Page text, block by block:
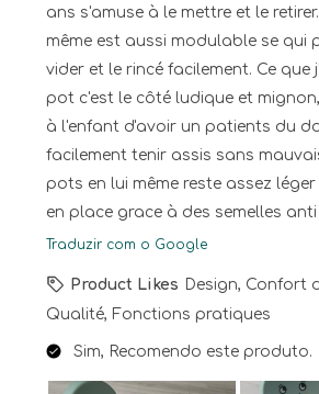
ans s'amuse à le mettre et le
même est aussi modulable se qui
vider et le rincé facilement. Ce que
pot c'est le côté ludique et
à l'enfant d'avoir un patients du
facilement tenir assis sans
pots en lui même reste assez
en place grace à des semelles
Traduzir com o Google
Product Likes Design, Confort
Qualité, Fonctions pratiques
Sim, Recomendo este produto.